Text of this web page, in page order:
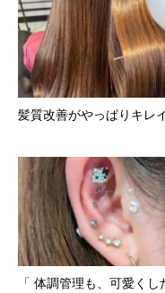
髪質改善がやっぱりキレ
「 体調管理も、可愛くし